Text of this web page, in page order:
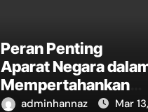
Peran Penting
Aparat Negara
Mempertahankan
Kedaulatan
adminhannaz
Mar 13,